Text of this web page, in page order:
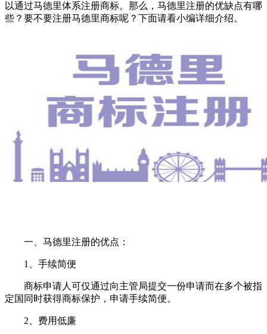
以通过马德里体系注册商标。那么，马德里注册的优缺点有哪
些？要不要注册马德里商标呢？下面请看小编详细介绍。
一、马德里注册的优点：
1、手续简便
商标申请人可仅通过向主管局提交一份申请而在多个被指
定国同时获得商标保护，申请手续简便。
2、费用低廉